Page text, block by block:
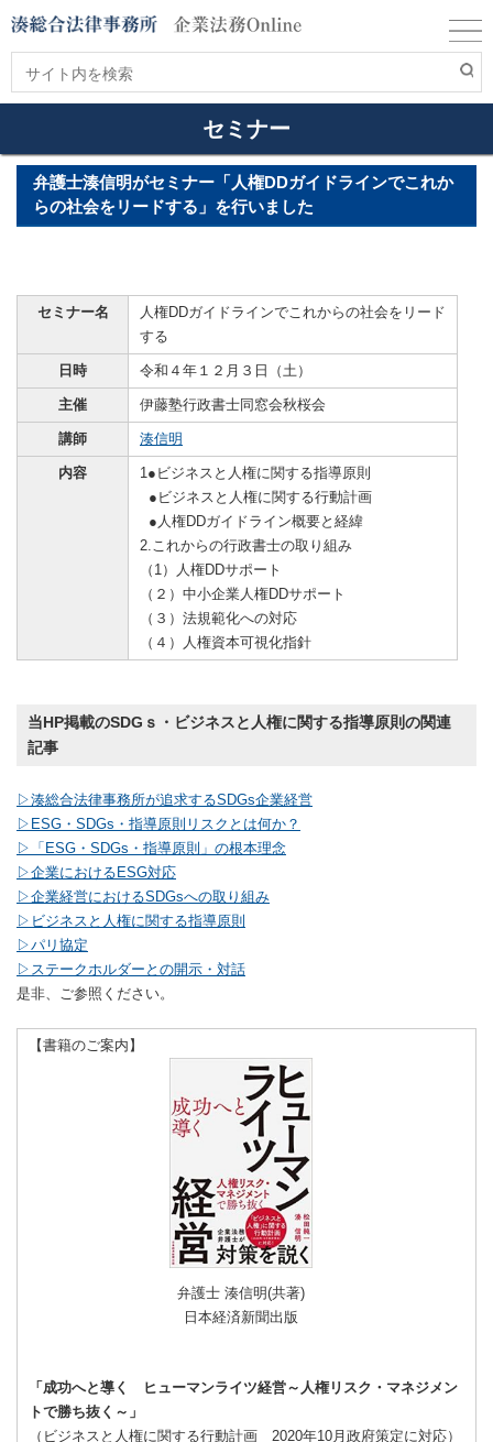
セミナー
弁護士湊信明がセミナー「人権DDガイドラインでこれか
らの社会をリードする」を行いました
セミナー名
人権DDガイドラインでこれからの社会をリード
する
日時 令和４年１２月３日（土）
主催 伊藤塾行政書士同窓会秋桜会
講師 湊信明
内容
1●ビジネスと人権に関する指導原則
●ビジネスと人権に関する行動計画
●人権DDガイドライン概要と経緯
2.これからの行政書士の取り組み
（1）人権DDサポート
（２）中小企業人権DDサポート
（３）法規範化への対応
（４）人権資本可視化指針
当HP掲載のSDGｓ・ビジネスと人権に関する指導原則の関連
記事
▷湊総合法律事務所が追求するSDGs企業経営
▷ESG・SDGs・指導原則リスクとは何か？
▷「ESG・SDGs・指導原則」の根本理念
▷企業におけるESG対応
▷企業経営におけるSDGsへの取り組み
▷ビジネスと人権に関する指導原則
▷パリ協定
▷ステークホルダーとの開示・対話
是非、ご参照ください。
【書籍のご案内】
弁護士 湊信明(共著)
日本経済新聞出版
「成功へと導く ヒューマンライツ経営～人権リスク・マネジメン
トで勝ち抜く～」
（ビジネスと人権に関する行動計画 2020年10月政府策定に対応）